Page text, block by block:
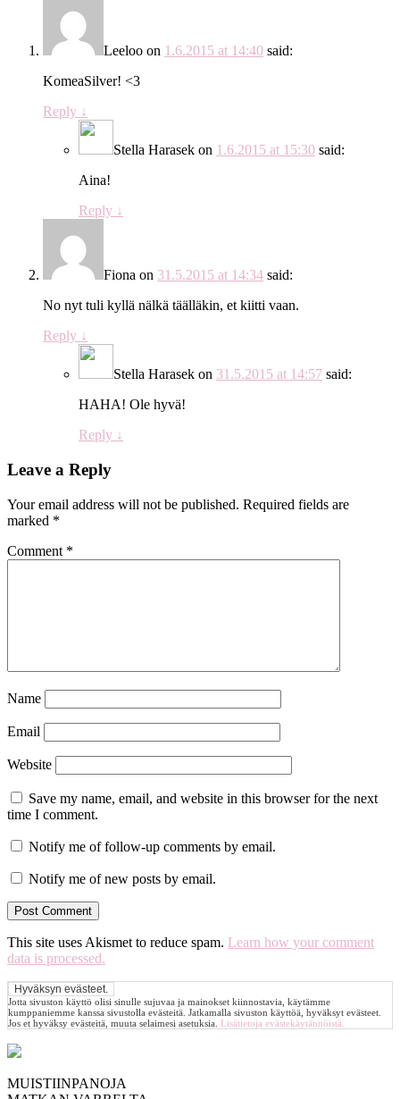
Leeloo on 1.6.2015 at 14:40 said:
KomeaSilver! <3
Reply ↓
Stella Harasek on 1.6.2015 at 15:30 said:
Aina!
Reply ↓
Fiona on 31.5.2015 at 14:34 said:
No nyt tuli kyllä nälkä täälläkin, et kiitti vaan.
Reply ↓
Stella Harasek on 31.5.2015 at 14:57 said:
HAHA! Ole hyvä!
Reply ↓
Leave a Reply
Your email address will not be published. Required fields are
marked *
Comment *
Name
Email
Website
Save my name, email, and website in this browser for the next
time I comment.
Notify me of follow-up comments by email.
Notify me of new posts by email.
This site uses Akismet to reduce spam. Learn how your comment
data is processed.
Jotta sivuston käyttö olisi sinulle sujuvaa ja mainokset kiinnostavia, käytämme
kumppaniemme kanssa sivustolla evästeitä. Jatkamalla sivuston käyttöä, hyväksyt evästeet.
Jos et hyväksy evästeitä, muuta selaimesi asetuksia. Lisätietoja evästekäytännöistä.
MUISTIINPANOJA